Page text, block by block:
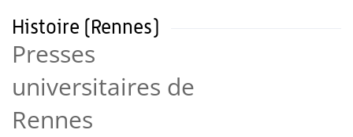
Histoire (Rennes)
Presses
universitaires de
Rennes